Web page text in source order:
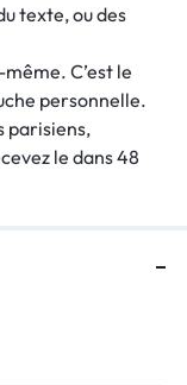
texte, ou des
C’est le
personnelle.
parisiens,
le dans 48